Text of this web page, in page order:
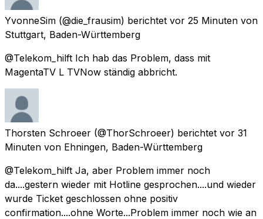
YvonneSim (@die_frausim) berichtet vor 25 Minuten von
Stuttgart, Baden-Württemberg
@Telekom_hilft Ich hab das Problem, dass mit
MagentaTV L TVNow ständig abbricht.
Thorsten Schroeer (@ThorSchroeer) berichtet vor 31
Minuten von Ehningen, Baden-Württemberg
@Telekom_hilft Ja, aber Problem immer noch
da....gestern wieder mit Hotline gesprochen....und wieder
wurde Ticket geschlossen ohne positiv
confirmation....ohne Worte...Problem immer noch wie an